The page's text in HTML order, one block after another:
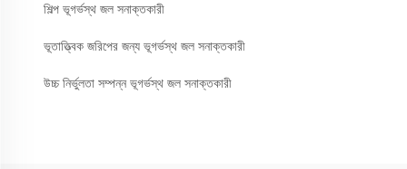
শিল্প ভূগর্ভস্থ জল সনাক্তকারী
ভূতাত্ত্বিক জরিপের জন্য ভূগর্ভস্থ জল সনাক্তকারী
উচ্চ নির্ভুলতা সম্পন্ন ভূগর্ভস্থ জল সনাক্তকারী